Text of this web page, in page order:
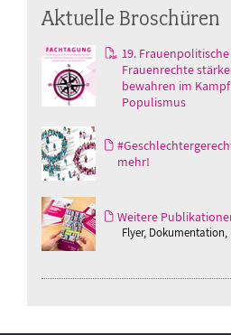
Aktuelle Broschüren
19.
Frauenrechte
bewahren im
Populismus
mehr!
Weitere
Flyer,